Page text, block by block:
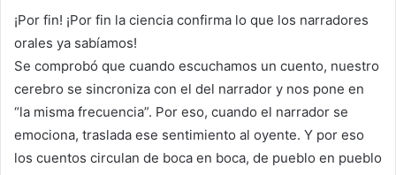
¡Por fin! ¡Por fin la ciencia confirma lo que los narradores
orales ya sabíamos!
Se comprobó que cuando escuchamos un cuento, nuestro
cerebro se sincroniza con el del narrador y nos pone en
“la misma frecuencia”. Por eso, cuando el narrador se
emociona, traslada ese sentimiento al oyente. Y por eso
los cuentos circulan de boca en boca, de pueblo en pueblo